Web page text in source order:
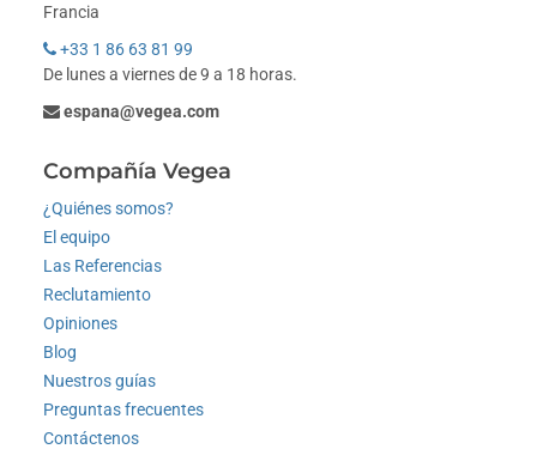
Francia
+33 1 86 63 81 99
De lunes a viernes de 9 a 18 horas.
espana@vegea.com
Compañía Vegea
¿Quiénes somos?
El equipo
Las Referencias
Reclutamiento
Opiniones
Blog
Nuestros guías
Preguntas frecuentes
Contáctenos